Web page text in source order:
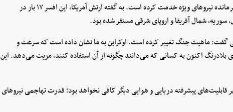
دوناهو در افغانستان، از جمله به عنوان فرمانده نیرو‌های ویژه خدمت کرده است. به گفته ارتش آمریکا، این افسر ۱۷ بار در
شمال آفریقا و اروپای شرقی مستقر شده بود.
گفت: ماهیت جنگ تغییر کرده است. اوکراین به ما نشان داده است که سرعت و
بلادرنگ اکنون به کسانی که می‌دانند چگونه از آن استفاده کنند، مزیت می‌دهد. این
پیشرفته دریایی و هوایی دیگر کافی نخواهد بود؛ قدرت تهاجمی نیرو‌های